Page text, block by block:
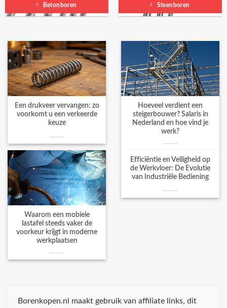
Betonboren Steenboren
Een drukveer vervangen: zo
voorkomt u een verkeerde
keuze
Hoeveel verdient een
steigerbouwer? Salaris in
Nederland en hoe vind je
werk?
Waarom een mobiele
lastafel steeds vaker de
voorkeur krijgt in moderne
werkplaatsen
Efficiëntie en Veiligheid op
de Werkvloer: De Evolutie
van Industriële Bediening
Borenkopen.nl maakt gebruik van affiliate links, dit